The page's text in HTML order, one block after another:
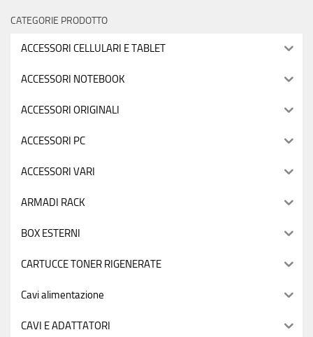
CATEGORIE PRODOTTO
ACCESSORI CELLULARI E TABLET
ACCESSORI NOTEBOOK
ACCESSORI ORIGINALI
ACCESSORI PC
ACCESSORI VARI
ARMADI RACK
BOX ESTERNI
CARTUCCE TONER RIGENERATE
Cavi alimentazione
CAVI E ADATTATORI